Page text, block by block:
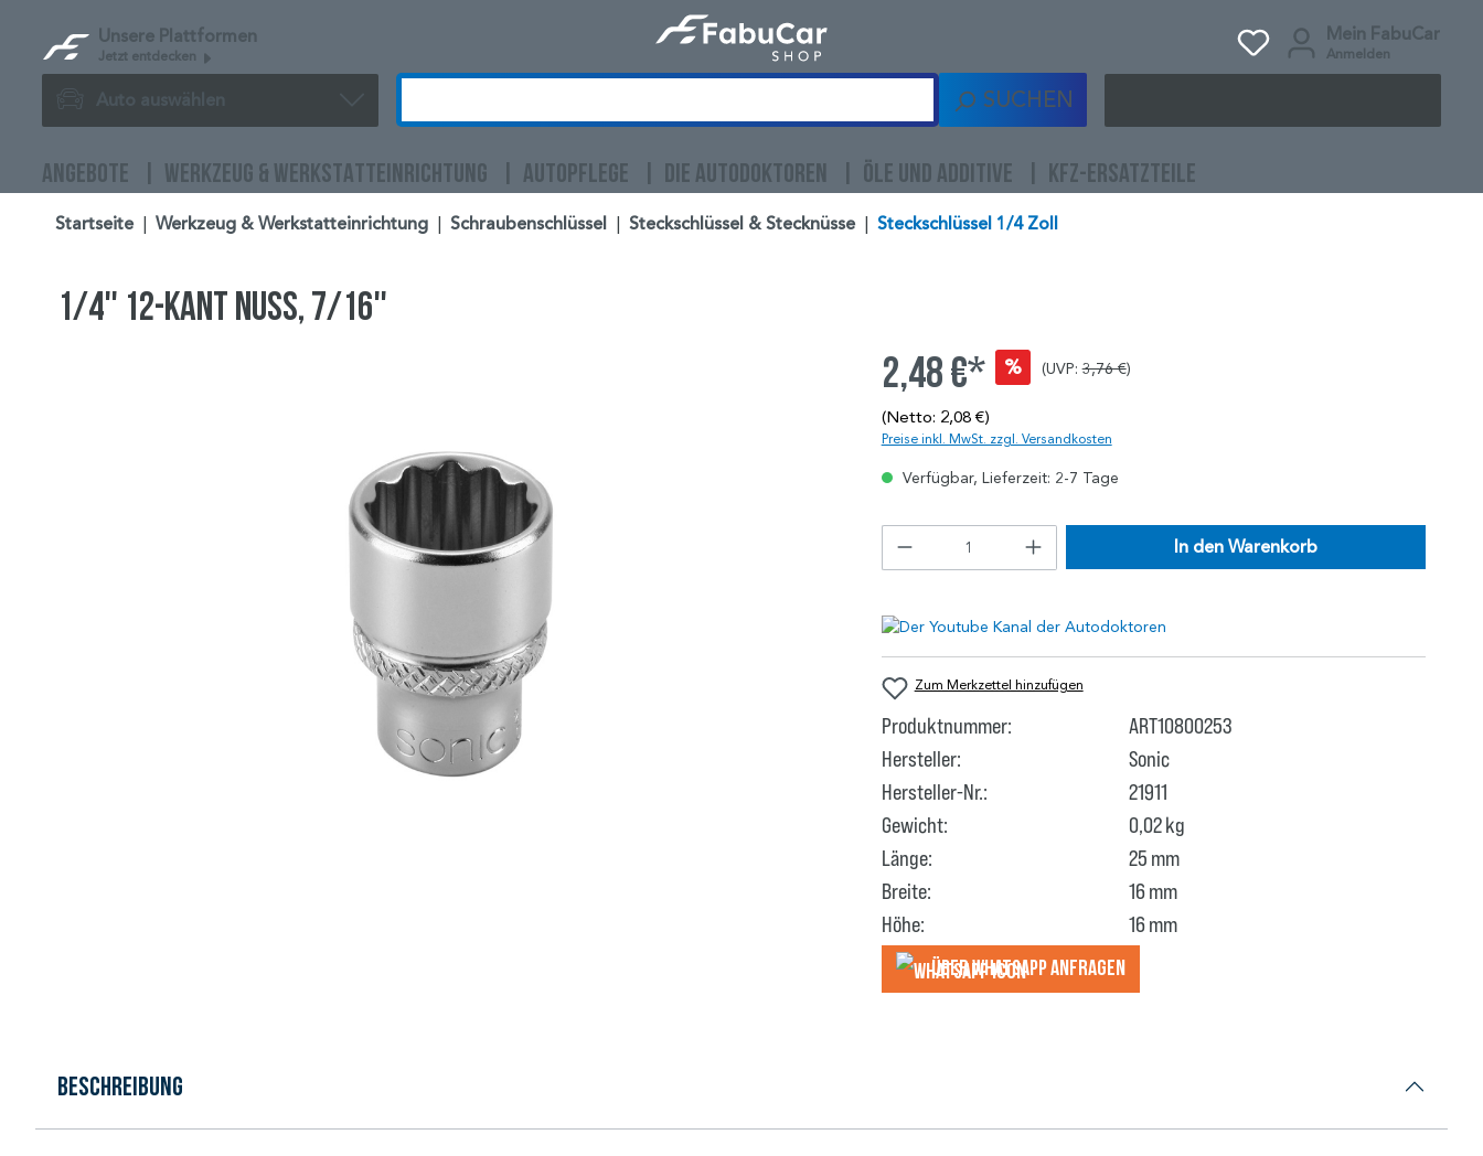
Unsere Plattformen
Jetzt entdecken
Mein FabuCar
Anmelden
Auto auswählen SUCHEN
ANGEBOTE WERKZEUG & WERKSTATTEINRICHTUNG AUTOPFLEGE DIE AUTODOKTOREN ÖLE UND ADDITIVE KFZ-ERSATZTEILE
Startseite Werkzeug & Werkstatteinrichtung Schraubenschlüssel Steckschlüssel & Stecknüsse Steckschlüssel 1/4 Zoll
1/4'' 12-kant Nuss, 7/16''
2,48 €* % (UVP:3,76 €)
(Netto: 2,08 €)
Preise inkl. MwSt. zzgl. Versandkosten
Verfügbar, Lieferzeit: 2-7 Tage
In den Warenkorb
Zum Merkzettel hinzufügen
Produktnummer:
ART10800253
Hersteller:
Sonic
Hersteller-Nr.:
21911
Gewicht:
0,02 kg
Länge:
25 mm
Breite:
16 mm
Höhe:
16 mm
Über WhatsApp anfragеn
Beschreibung